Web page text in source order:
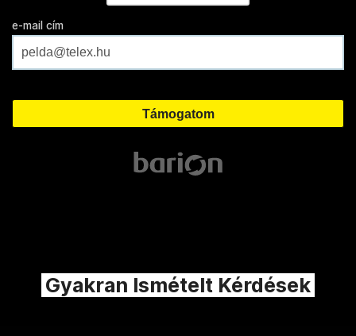
e-mail cím
Gyakran Ismételt Kérdések